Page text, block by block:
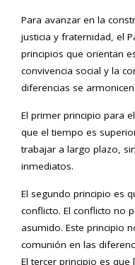
Para avanzar en la
justicia y fraternidad, el
principios que orientan
convivencia social y la
diferencias se
El primer principio para
que el tiempo es
trabajar a largo plazo,
inmediatos.
El segundo principio es
conflicto. El conflicto no
asumido. Este principio
comunión en las
El tercer principio es